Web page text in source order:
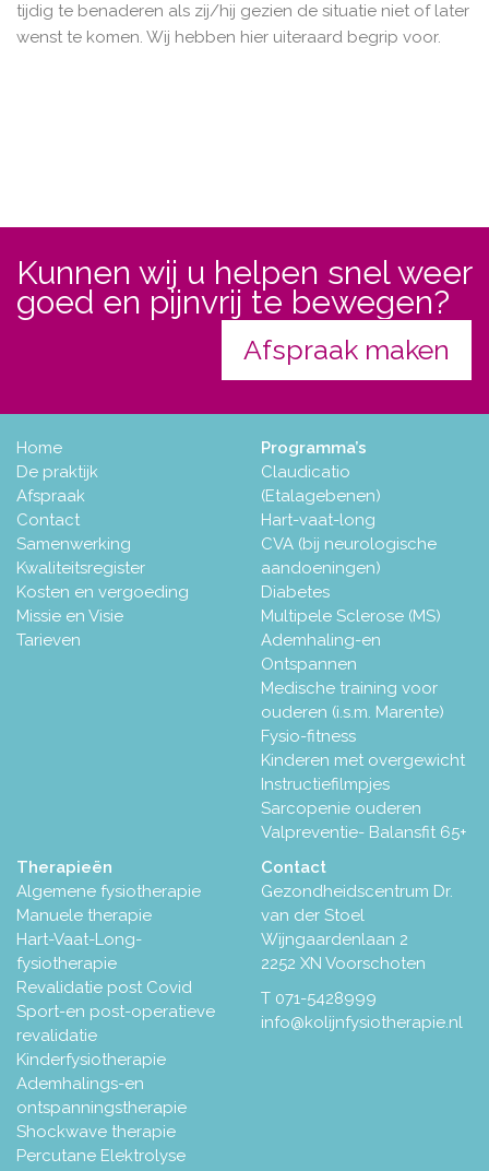
tijdig te benaderen als zij/hij gezien de situatie niet of later
wenst te komen. Wij hebben hier uiteraard begrip voor.
Kunnen wij u helpen snel weer
goed en pijnvrij te bewegen?
Afspraak maken
Home
De praktijk
Afspraak
Contact
Samenwerking
Kwaliteitsregister
Kosten en vergoeding
Missie en Visie
Tarieven
Programma’s
Claudicatio
(Etalagebenen)
Hart-vaat-long
CVA (bij neurologische
aandoeningen)
Diabetes
Multipele Sclerose (MS)
Ademhaling-en
Ontspannen
Medische training voor
ouderen (i.s.m. Marente)
Fysio-fitness
Kinderen met overgewicht
Instructiefilmpjes
Sarcopenie ouderen
Valpreventie- Balansfit 65+
Therapieën
Algemene fysiotherapie
Manuele therapie
Hart-Vaat-Long-
fysiotherapie
Revalidatie post Covid
Sport-en post-operatieve
revalidatie
Kinderfysiotherapie
Ademhalings-en
ontspanningstherapie
Shockwave therapie
Percutane Elektrolyse
Contact
Gezondheidscentrum Dr.
van der Stoel
Wijngaardenlaan 2
2252 XN Voorschoten
T 071-5428999
info@kolijnfysiotherapie.nl